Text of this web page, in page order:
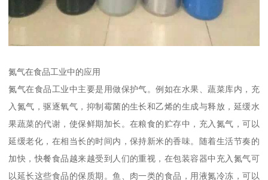
氮气在食品工业中的应用
氮气在食品工业中主要是用做保护气。例如在水果、蔬菜库内，充
入氮气，驱逐氧气，抑制霉菌的生长和乙烯的生成与释放，延缓水
果蔬菜的代谢，使保鲜期加长。在粮食的贮存中，充入氮气，可以
延缓老化，在相当长的时间内，保持新米的香味。随着生活节奏的
加快，快餐食品越来越受到人们的重视，在包装容器中充入氮气可
以延长这些食品的保质期。鱼、肉一类的食品，用液氮冷冻，可以